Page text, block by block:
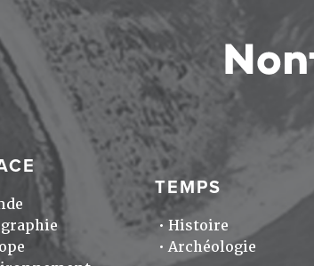
TEMPS
Histoire
Archéologie